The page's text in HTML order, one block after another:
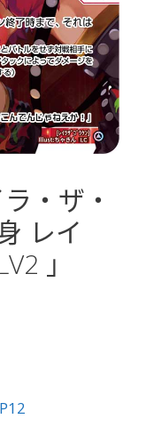
・ザ・
レイ
」